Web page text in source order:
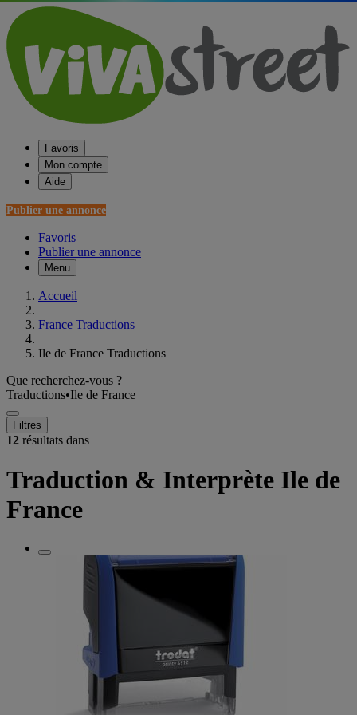
Favoris
Mon compte
Aide
Publier une annonce
Favoris
Publier une annonce
Menu
Accueil
France Traductions
Ile de France Traductions
Que recherchez-vous ?
Traductions•Ile de France
Filtres
12 résultats dans
Traduction & Interprète Ile de
France